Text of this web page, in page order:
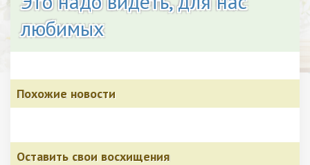
любимых
Похожие новости
Оставить свои восхищения